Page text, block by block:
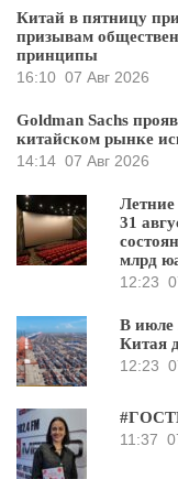
Китай в пятницу
призывам
принципы
16:10 07 Авг 2026
Goldman Sachs
китайском рынке
14:14 07 Авг 2026
31
млрд
12:23
В июле
Китая
12:23
11:37